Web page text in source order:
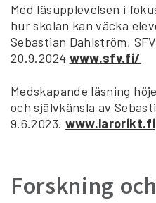
Med läsupplevelsen i
hur skolan kan väcka
Sebastian Dahlström,
20.9.2024 www.sfv.fi/
Medskapande läsning
och självkänsla av
9.6.2023. www.larorikt.fi
Forskning